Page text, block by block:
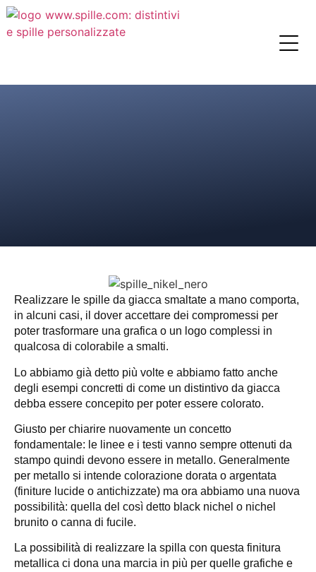
Realizzare le spille da giacca smaltate a mano comporta,
in alcuni casi, il dover accettare dei compromessi per
poter trasformare una grafica o un logo complessi in
qualcosa di colorabile a smalti.
Lo abbiamo già detto più volte e abbiamo fatto anche
degli esempi concretti di come un distintivo da giacca
debba essere concepito per poter essere colorato.
Giusto per chiarire nuovamente un concetto
fondamentale: le linee e i testi vanno sempre ottenuti da
stampo quindi devono essere in metallo. Generalmente
per metallo si intende colorazione dorata o argentata
(finiture lucide o antichizzate) ma ora abbiamo una nuova
possibilità: quella del così detto black nichel o nichel
brunito o canna di fucile.
La possibilità di realizzare la spilla con questa finitura
metallica ci dona una marcia in più per quelle grafiche e